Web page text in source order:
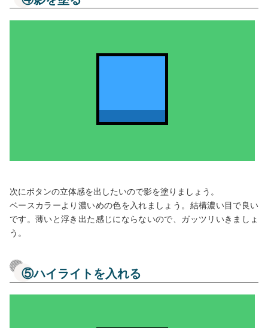
次にボタンの立体感を出したいので影を塗りましょう。
ベースカラーより濃いめの色を入れましょう。結構濃い目で良い
です。薄いと浮き出た感じにならないので、ガッツリいきましょ
う。
⑤ハイライトを入れる